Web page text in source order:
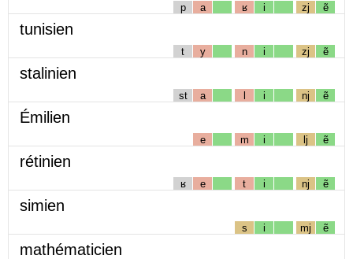
p a ʁ i zj ẽ
tunisien
t y n i zj ẽ
stalinien
st a l i nj ẽ
Émilien
e m i lj ẽ
rétinien
ʁ e t i nj ẽ
simien
s i mj ẽ
mathématicien